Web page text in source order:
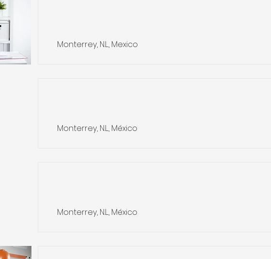
Monterrey, N.L., Mexico
Monterrey, N.L., México
Monterrey, N.L., México